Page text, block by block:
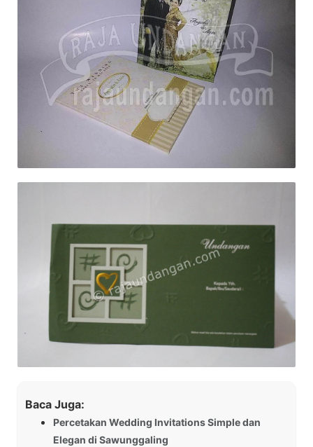
Baca Juga:
Percetakan Wedding Invitations Simple dan
Elegan di Sawunggaling